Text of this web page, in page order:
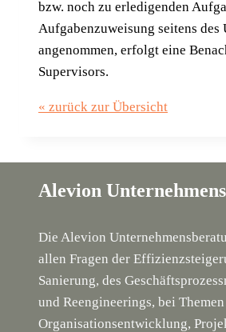
bzw. noch zu erle­di­gen­den
Auf­ga­ben­zu­wei­sung sei­tens des
ange­nom­men, erfolgt eine
Supervisors.
« zurück zur Übersicht
Alevion
Die Alevion
allen Fragen der
Sanierung, des
und Reengineerings, bei
Organisationsentwicklung,